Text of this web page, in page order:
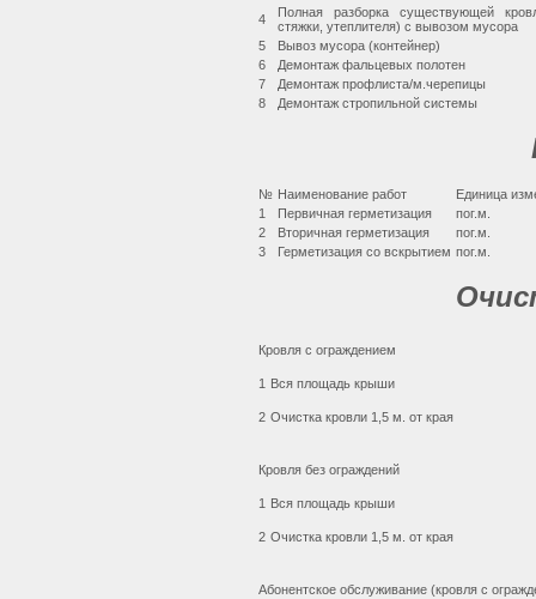
4
Полная разборка существующей
стяжки, утеплителя) с вывозом мусора
5
Вывоз мусора (контейнер)
6
Демонтаж фальцевых полотен
7
Демонтаж профлиста/м.черепицы
8
Демонтаж стропильной системы
№ Наименование работ
Единица
1
Первичная герметизация
пог.м.
2
Вторичная герметизация
пог.м.
3
Герметизация со вскрытием пог.м.
Кровля с ограждением
1 Вся площадь крыши
2 Очистка кровли 1,5 м. от края
Кровля без ограждений
1 Вся площадь крыши
2 Очистка кровли 1,5 м. от края
Абонентское обслуживание (кровля с